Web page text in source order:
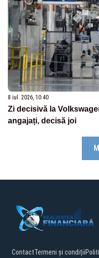
8 iul. 2026, 10:40
Zi decisivă la
angajați, decisă joi
ContactTermeni și condiții